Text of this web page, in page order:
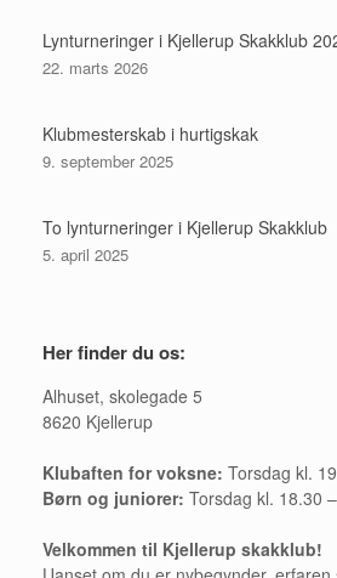
Lynturneringer i Kjellerup Skakklub
22. marts 2026
Klubmesterskab i hurtigskak
9. september 2025
To lynturneringer i Kjellerup Skakklub
5. april 2025
Her finder du os:
Alhuset, skolegade 5
8620 Kjellerup
Klubaften for voksne: Torsdag kl.
Børn og juniorer: Torsdag kl. 18.30
Velkommen til Kjellerup skakklub!